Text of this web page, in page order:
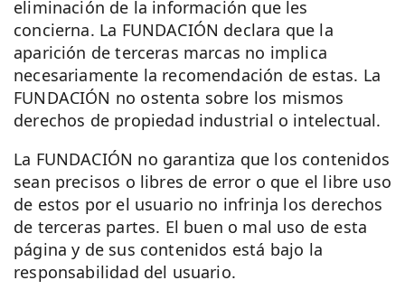
eliminación de la información que les
concierna. La FUNDACIÓN declara que la
aparición de terceras marcas no implica
necesariamente la recomendación de estas. La
FUNDACIÓN no ostenta sobre los mismos
derechos de propiedad industrial o intelectual.
La FUNDACIÓN no garantiza que los contenidos
sean precisos o libres de error o que el libre uso
de estos por el usuario no infrinja los derechos
de terceras partes. El buen o mal uso de esta
página y de sus contenidos está bajo la
responsabilidad del usuario.